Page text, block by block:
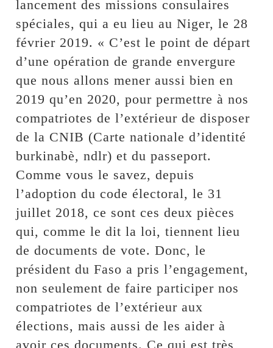
lancement des missions consulaires
spéciales, qui a eu lieu au Niger, le 28
février 2019. « C’est le point de départ
d’une opération de grande envergure
que nous allons mener aussi bien en
2019 qu’en 2020, pour permettre à nos
compatriotes de l’extérieur de disposer
de la CNIB (Carte nationale d’identité
burkinabè, ndlr) et du passeport.
Comme vous le savez, depuis
l’adoption du code électoral, le 31
juillet 2018, ce sont ces deux pièces
qui, comme le dit la loi, tiennent lieu
de documents de vote. Donc, le
président du Faso a pris l’engagement,
non seulement de faire participer nos
compatriotes de l’extérieur aux
élections, mais aussi de les aider à
avoir ces documents. Ce qui est très